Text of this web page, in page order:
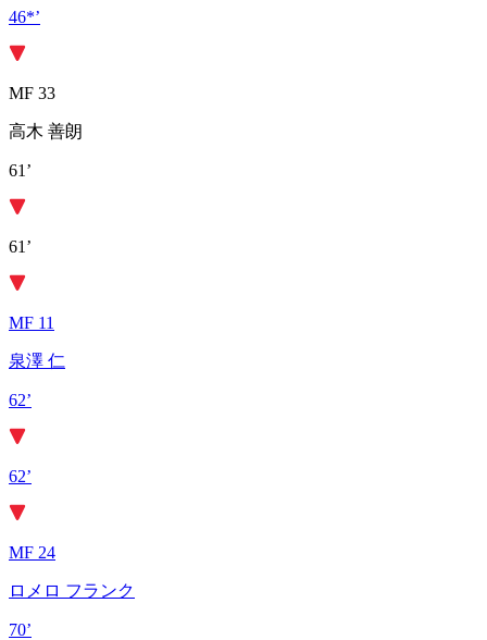
46*’
MF 33
高木 善朗
61’
61’
MF 11
泉澤 仁
62’
62’
MF 24
ロメロ フランク
70’